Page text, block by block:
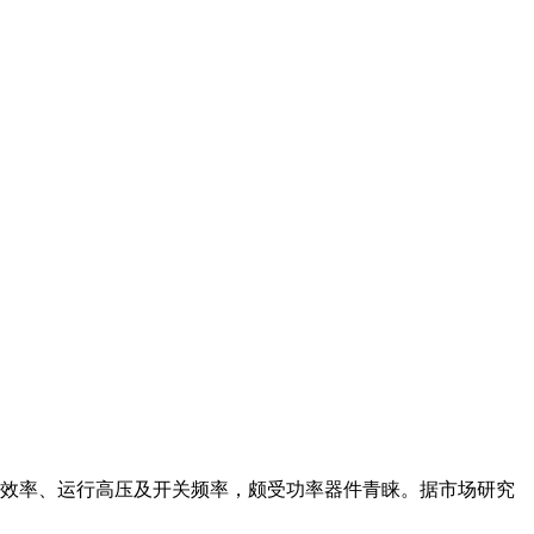
率、运行高压及开关频率，颇受功率器件青睐。据市场研究